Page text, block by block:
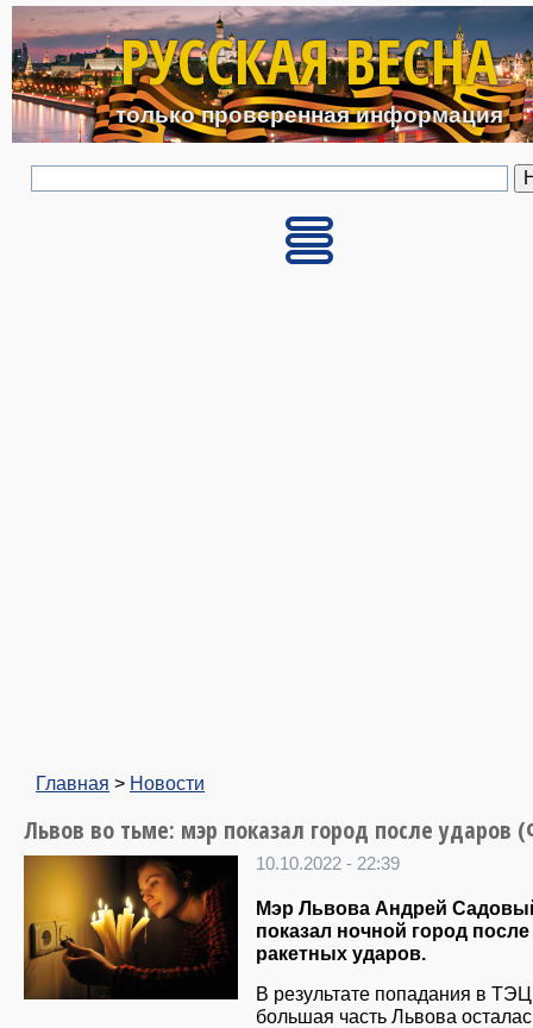
Перейти к основному
РУССКАЯ ВЕСНА
только проверенная информация
Главная > Новости
Львов во тьме: мэр показал город после ударов
10.10.2022 - 22:39
Мэр Львова Андрей
показал ночной город после
ракетных ударов.
В результате попадания в ТЭЦ
большая часть Львова